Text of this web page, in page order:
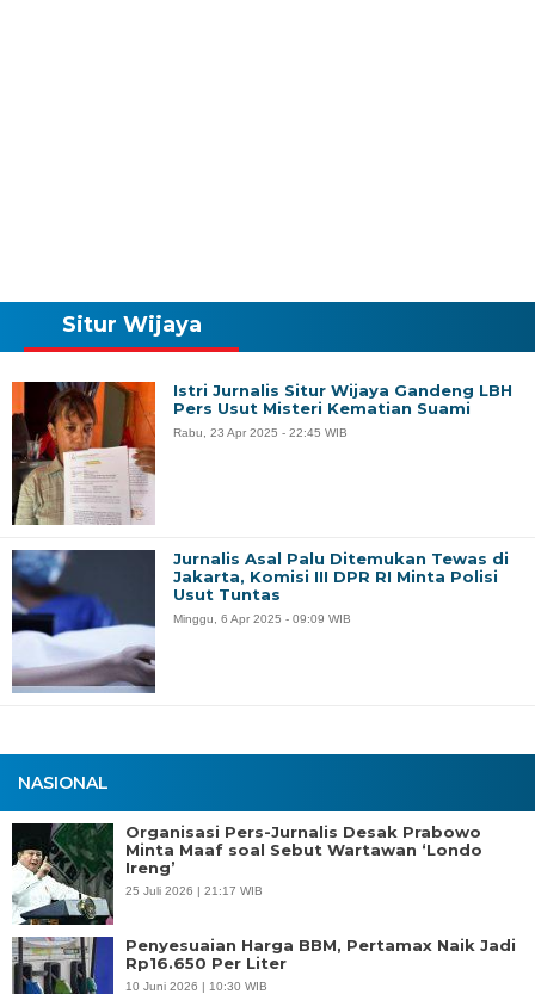
NASIONAL
Organisasi Pers-Jurnalis Desak Prabowo
Minta Maaf soal Sebut Wartawan ‘Londo
Ireng’
25 Juli 2026 | 21:17 WIB
Penyesuaian Harga BBM, Pertamax Naik Jadi
Rp16.650 Per Liter
10 Juni 2026 | 10:30 WIB
Situr Wijaya
Istri Jurnalis Situr Wijaya Gandeng LBH
Pers Usut Misteri Kematian Suami
Rabu, 23 Apr 2025 - 22:45 WIB
Jurnalis Asal Palu Ditemukan Tewas di
Jakarta, Komisi III DPR RI Minta Polisi
Usut Tuntas
Minggu, 6 Apr 2025 - 09:09 WIB